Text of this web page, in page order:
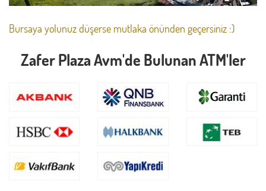
Bursaya yolunuz düşerse mutlaka önünden geçersiniz :)
Zafer Plaza Avm'de Bulunan ATM'ler